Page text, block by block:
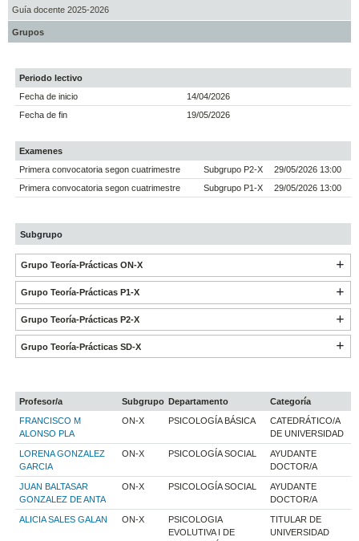
Guía docente 2025-2026
Grupos
Periodo lectivo
Fecha de inicio
14/04/2026
Fecha de fin
19/05/2026
Examenes
Primera convocatoria segon cuatrimestre
Subgrupo P2-X
29/05/2026 13:00
Primera convocatoria segon cuatrimestre
Subgrupo P1-X 29/05/2026 13:00
Subgrupo
Grupo Teoría-Prácticas ON-X
Grupo Teoría-Prácticas P1-X
Grupo Teoría-Prácticas P2-X
Grupo Teoría-Prácticas SD-X
Profesor/a Subgrupo Departamento
Categoría
FRANCISCO M
ALONSO PLA
ON-X PSICOLOGÍA BÁSICA
CATEDRÁTICO/A
DE UNIVERSIDAD
LORENA GONZALEZ
GARCIA
ON-X PSICOLOGÍA SOCIAL
AYUDANTE
DOCTOR/A
JUAN BALTASAR
GONZALEZ DE ANTA
ON-X PSICOLOGÍA SOCIAL
AYUDANTE
DOCTOR/A
ALICIA SALES GALAN ON-X
PSICOLOGIA
EVOLUTIVA I DE
TITULAR DE
UNIVERSIDAD